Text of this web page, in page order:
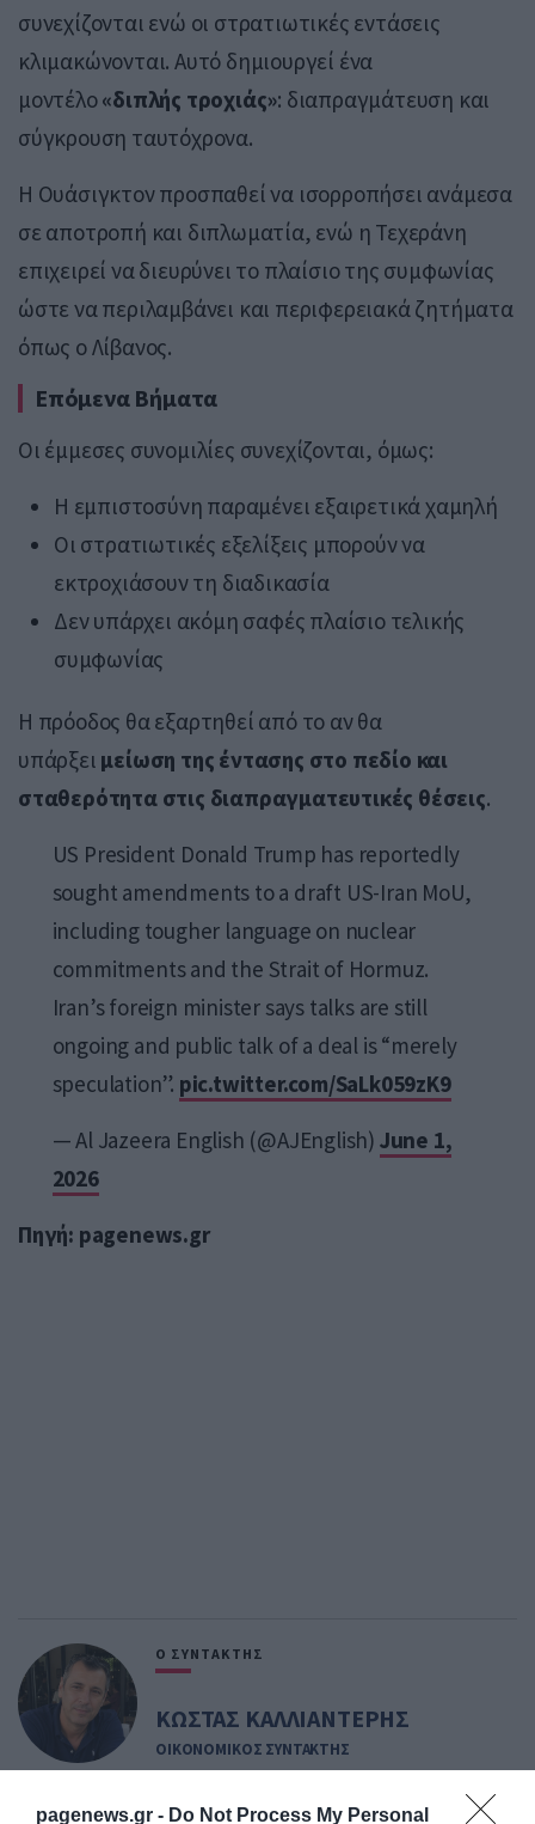
pagenews.gr - Do Not Process My Personal
συνεχίζονται ενώ οι στρατιωτικές εντάσεις
κλιμακώνονται. Αυτό δημιουργεί ένα
μοντέλο«διπλής τροχιάς»: διαπραγμάτευση και
σύγκρουση ταυτόχρονα.
Η Ουάσιγκτον προσπαθεί να ισορροπήσει ανάμεσα
σε αποτροπή και διπλωματία, ενώ η Τεχεράνη
επιχειρεί να διευρύνει το πλαίσιο της συμφωνίας
ώστε να περιλαμβάνει και περιφερειακά ζητήματα
όπως ο Λίβανος.
Επόμενα Βήματα
Οι έμμεσες συνομιλίες συνεχίζονται, όμως:
Η εμπιστοσύνη παραμένει εξαιρετικά χαμηλή
Οι στρατιωτικές εξελίξεις μπορούν να
εκτροχιάσουν τη διαδικασία
Δεν υπάρχει ακόμη σαφές πλαίσιο τελικής
συμφωνίας
Η πρόοδος θα εξαρτηθεί από το αν θα
υπάρξει μείωση της έντασης στο πεδίο και
σταθερότητα στις διαπραγματευτικές θέσεις.
US President Donald Trump has reportedly
sought amendments to a draft US-Iran MoU,
including tougher language on nuclear
commitments and the Strait of Hormuz.
Iran’s foreign minister says talks are still
ongoing and public talk of a deal is “merely
speculation”. pic.twitter.com/SaLk059zK9
— Al Jazeera English (@AJEnglish) June 1,
2026
Πηγή: pagenews.gr
Ο ΣΥΝΤΑΚΤΗΣ
ΚΩΣΤΑΣ ΚΑΛΛΙΑΝΤΕΡΗΣ
ΟΙΚΟΝΟΜΙΚΟΣ ΣΥΝΤΑΚΤΗΣ
Εξειδικεύεται στην κάλυψη θεμάτων οικονομίας,
επιχειρηματικότητας, ενέργειας, μεταφορών,